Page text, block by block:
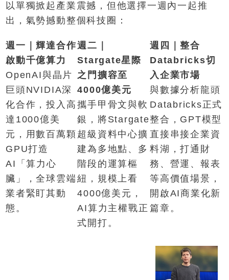
以單獨掀起產業震撼，但他選擇一週內一起推
出，氣勢撼動整個科技圈：
週一｜輝達合作
啟動千億算力
OpenAI與晶片
巨頭NVIDIA深
化合作，投入高
達1000億美
元，用數百萬顆
GPU打造
AI「算力心
臟」，全球雲端
業者緊盯其動
態。
週二｜
Stargate星際
之門擴容至
4000億美元
攜手甲骨文與軟
銀，將Stargate
超級資料中心擴
建為多地點、多
階段的運算樞
紐，規模上看
4000億美元，
AI算力主權戰正
式開打。
週四｜整合
Databricks切
入企業市場
與數據分析龍頭
Databricks正式
整合，GPT模型
直接串接企業資
料湖，打通財
務、營運、報表
等高價值場景，
開啟AI商業化新
篇章。